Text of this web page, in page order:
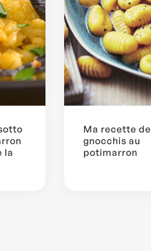
la
Ma recette de
gnocchis au
potimarron